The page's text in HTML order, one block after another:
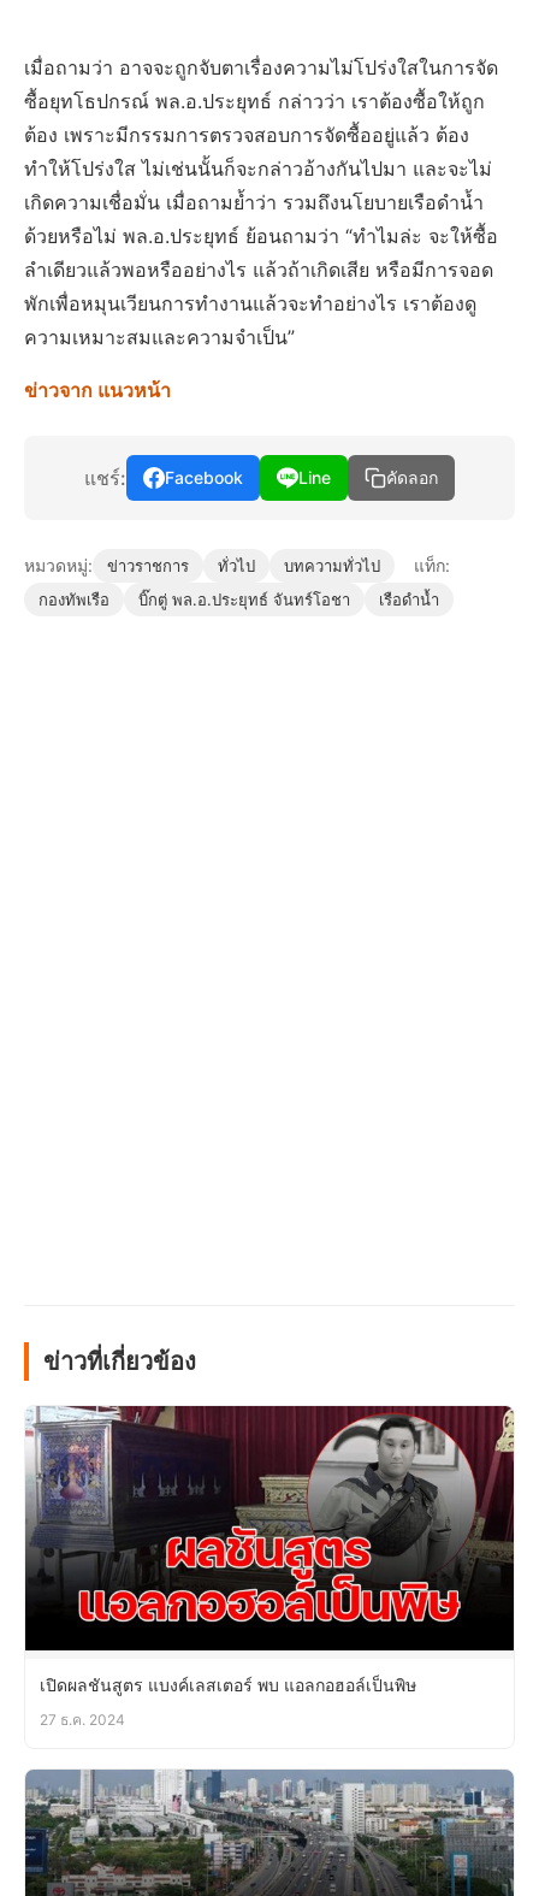
เมื่อถามว่า อาจจะถูกจับตาเรื่องความไม่โปร่งใสในการจัด
ซื้อยุทโธปกรณ์ พล.อ.ประยุทธ์ กล่าวว่า เราต้องซื้อให้ถูก
ต้อง เพราะมีกรรมการตรวจสอบการจัดซื้ออยู่แล้ว ต้อง
ทำให้โปร่งใส ไม่เช่นนั้นก็จะกล่าวอ้างกันไปมา และจะไม่
เกิดความเชื่อมั่น เมื่อถามย้ำว่า รวมถึงนโยบายเรือดำน้ำ
ด้วยหรือไม่ พล.อ.ประยุทธ์ ย้อนถามว่า “ทำไมล่ะ จะให้ซื้อ
ลำเดียวแล้วพอหรืออย่างไร แล้วถ้าเกิดเสีย หรือมีการจอด
พักเพื่อหมุนเวียนการทำงานแล้วจะทำอย่างไร เราต้องดู
ความเหมาะสมและความจำเป็น”
ข่าวจาก แนวหน้า
แชร์: Facebook Line คัดลอก
หมวดหมู่: ข่าวราชการ ทั่วไป บทความทั่วไป แท็ก:
กองทัพเรือ บิ๊กตู่ พล.อ.ประยุทธ์ จันทร์โอชา เรือดำน้ำ
ข่าวที่เกี่ยวข้อง
เปิดผลชันสูตร แบงค์เลสเตอร์ พบ แอลกอฮอล์เป็นพิษ
27 ธ.ค. 2024